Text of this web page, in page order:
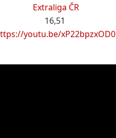
Extraliga ČR
16,51
youtu.be/xP22bpzxOD0